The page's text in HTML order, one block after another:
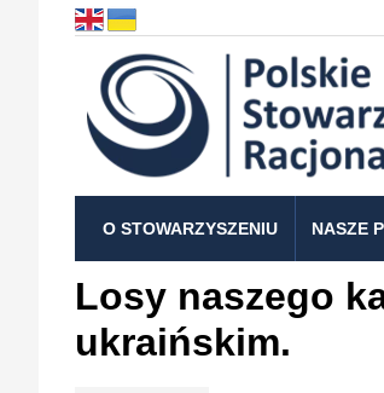
O STOWARZYSZENIU NASZE
Losy naszego
ukraińskim.